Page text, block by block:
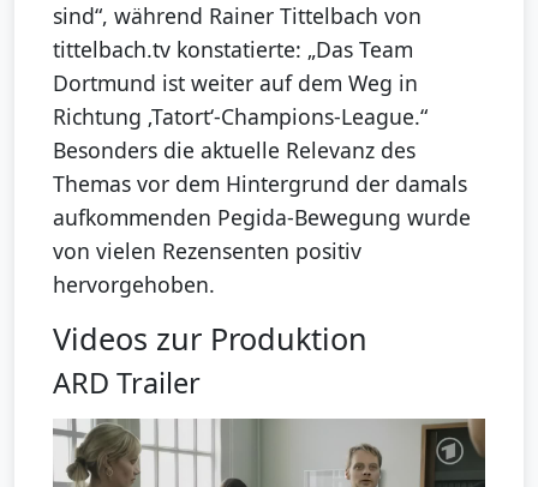
sind“, während Rainer Tittelbach von
tittelbach.tv konstatierte: „Das Team
Dortmund ist weiter auf dem Weg in
Richtung ‚Tatort‘-Champions-League.“
Besonders die aktuelle Relevanz des
Themas vor dem Hintergrund der damals
aufkommenden Pegida-Bewegung wurde
von vielen Rezensenten positiv
hervorgehoben.
Videos zur Produktion
ARD Trailer